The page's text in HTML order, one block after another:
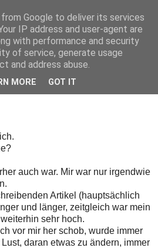
auch war. Mir war nur irgendwie
Artikel (hauptsächlich
und länger, zeitgleich war mein
sehr hoch.
vor mir her schob, wurde immer
daran etwas zu ändern, immer
Google to deliver its services
IP address and user-agent are
with performance and security
of service, generate usage
and address abuse.
MORE GOT IT